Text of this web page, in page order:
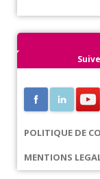
POLITIQUE DE
MENTIONS